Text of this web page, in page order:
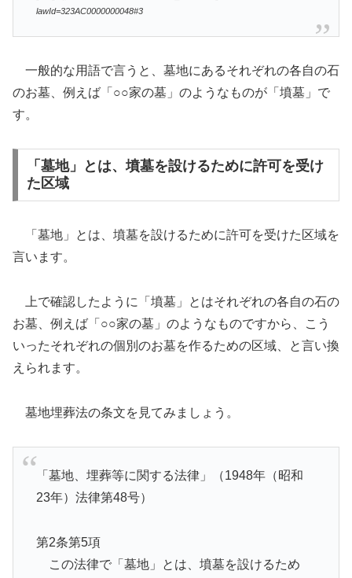
lawId=323AC0000000048#3
一般的な用語で言うと、墓地にあるそれぞれの各自の石
のお墓、例えば「○○家の墓」のようなものが「墳墓」で
す。
「墓地」とは、墳墓を設けるために許可を受け
た区域
「墓地」とは、墳墓を設けるために許可を受けた区域を
言います。
上で確認したように「墳墓」とはそれぞれの各自の石の
お墓、例えば「○○家の墓」のようなものですから、こう
いったそれぞれの個別のお墓を作るための区域、と言い換
えられます。
墓地埋葬法の条文を見てみましょう。
「墓地、埋葬等に関する法律」（1948年（昭和
23年）法律第48号）
第2条第5項
この法律で「墓地」とは、墳墓を設けるため